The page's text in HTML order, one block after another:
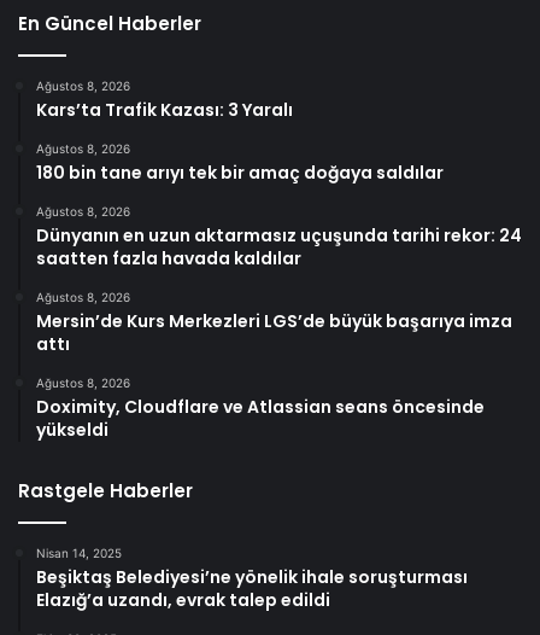
En Güncel Haberler
Ağustos 8, 2026
Kars’ta Trafik Kazası: 3 Yaralı
Ağustos 8, 2026
180 bin tane arıyı tek bir amaç doğaya saldılar
Ağustos 8, 2026
Dünyanın en uzun aktarmasız uçuşunda tarihi rekor: 24
saatten fazla havada kaldılar
Ağustos 8, 2026
Mersin’de Kurs Merkezleri LGS’de büyük başarıya imza
attı
Ağustos 8, 2026
Doximity, Cloudflare ve Atlassian seans öncesinde
yükseldi
Rastgele Haberler
Nisan 14, 2025
Beşiktaş Belediyesi’ne yönelik ihale soruşturması
Elazığ’a uzandı, evrak talep edildi